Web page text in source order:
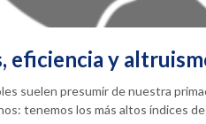
eficiencia y
suelen presumir de nuestra
tenemos los más altos índices